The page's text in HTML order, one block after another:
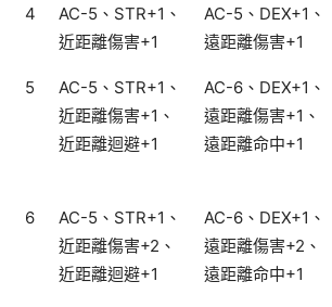
4
AC-5、STR+1、
近距離傷害+1
AC-5、DEX+1、
遠距離傷害+1
5
AC-5、STR+1、
近距離傷害+1、
近距離迴避+1
AC-6、DEX+1、
遠距離傷害+1、
遠距離命中+1
6
AC-5、STR+1、
近距離傷害+2、
近距離迴避+1
AC-6、DEX+1、
遠距離傷害+2、
遠距離命中+1